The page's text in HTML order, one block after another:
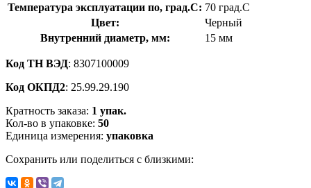
Температура эксплуатации по, град.C: 70 град.C
Цвет:
Черный
Внутренний диаметр, мм:
15 мм
Код ТН ВЭД: 8307100009
Код ОКПД2: 25.99.29.190
Кратность заказа: 1 упак.
Кол-во в упаковке: 50
Единица измерения: упаковка
Сохранить или поделиться с близкими: